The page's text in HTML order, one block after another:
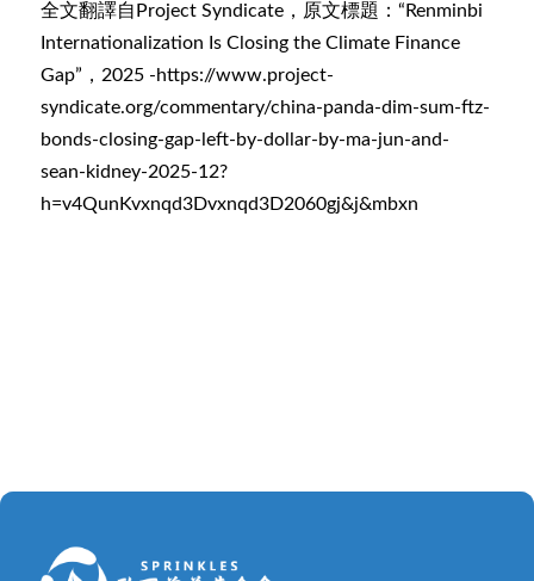
全文翻譯自Project Syndicate，原文標題：“Renminbi
Internationalization Is Closing the Climate Finance
Gap”，2025 -https://www.project-
syndicate.org/commentary/china-panda-dim-sum-ftz-
bonds-closing-gap-left-by-dollar-by-ma-jun-and-
sean-kidney-2025-12?
h=v4QunKvxnqd3Dvxnqd3D2060gj&j&mbxn